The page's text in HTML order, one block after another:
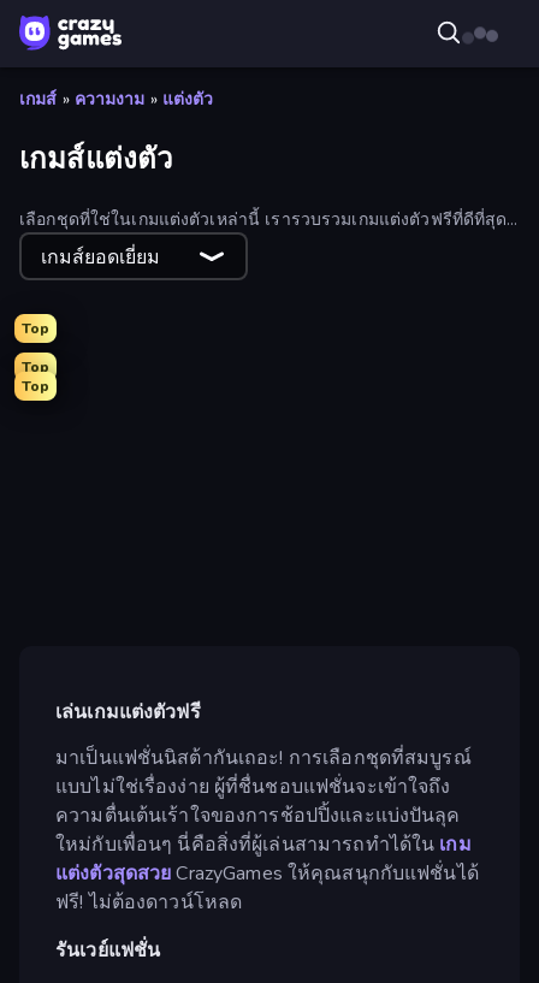
เกมส์ » ความงาม » แต่งตัว
เกมส์แต่งตัว
เลือกชุดที่ใช่ในเกมแต่งตัวเหล่านี้ เรารวบรวมเกมแต่งตัวฟรีที่ดีที่สุด
ไว้ให้คุณเล่นออนไลน์
เกมส์ยอดเยี่ยม
Top
Top
Top
เล่นเกมแต่งตัวฟรี
มาเป็นแฟชั่นนิสต้ากันเถอะ! การเลือกชุดที่สมบูรณ์
แบบไม่ใช่เรื่องง่าย ผู้ที่ชื่นชอบแฟชั่นจะเข้าใจถึง
ความตื่นเต้นเร้าใจของการช้อปปิ้งและแบ่งปันลุค
ใหม่กับเพื่อนๆ นี่คือสิ่งที่ผู้เล่นสามารถทำได้ใน เกม
แต่งตัวสุดสวยCrazyGames ให้คุณสนุกกับแฟชั่นได้
ฟรี! ไม่ต้องดาวน์โหลด
รันเวย์แฟชั่น